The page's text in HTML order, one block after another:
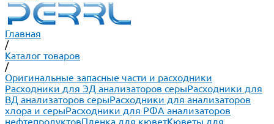
Главная
/
Каталог товаров
/
Оригинальные запасные части и расходники
Расходники для ЭД анализаторов серыРасходники для
ВД анализаторов серыРасходники для анализаторов
хлора и серыРасходники для РФА анализаторов
нефтепродуктовПленка для кюветКюветы для